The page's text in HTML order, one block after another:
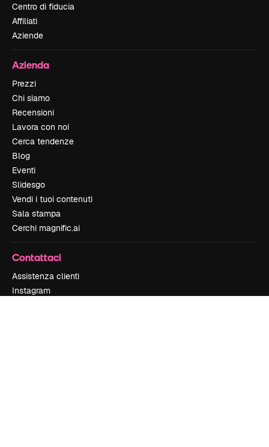
Centro di fiducia
Affiliati
Aziende
Azienda
Prezzi
Chi siamo
Recensioni
Lavora con noi
Cerca tendenze
Blog
Eventi
Slidesgo
Vendi i tuoi contenuti
Sala stampa
Cerchi magnific.ai
Contattaci
Assistenza clienti
Instagram